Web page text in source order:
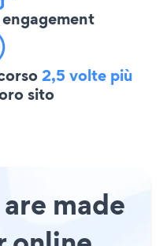
2,5 volte più
sito
made